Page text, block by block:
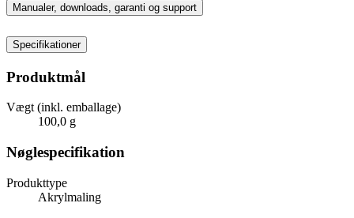
Manualer, downloads, garanti og support
Specifikationer
Produktmål
Vægt (inkl. emballage)
100,0 g
Nøglespecifikation
Produkttype
Akrylmaling